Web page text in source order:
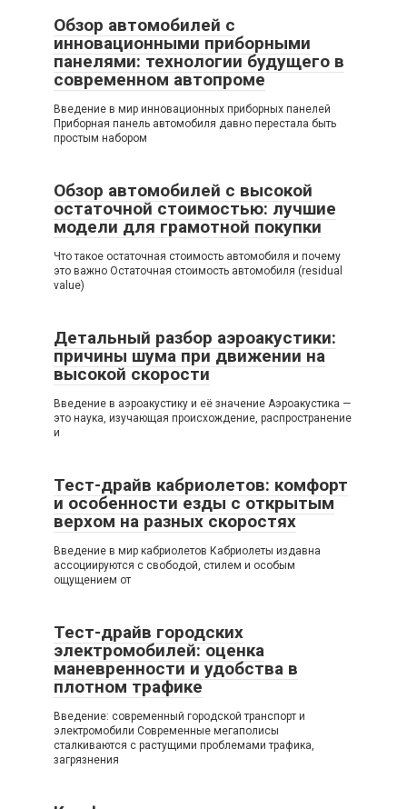
Обзор автомобилей с
инновационными приборными
панелями: технологии будущего в
современном автопроме
Введение в мир инновационных приборных панелей
Приборная панель автомобиля давно перестала быть
простым набором
Обзор автомобилей с высокой
остаточной стоимостью: лучшие
модели для грамотной покупки
Что такое остаточная стоимость автомобиля и почему
это важно Остаточная стоимость автомобиля (residual
value)
Детальный разбор аэроакустики:
причины шума при движении на
высокой скорости
Введение в аэроакустику и её значение Аэроакустика —
это наука, изучающая происхождение, распространение
и
Тест-драйв кабриолетов: комфорт
и особенности езды с открытым
верхом на разных скоростях
Введение в мир кабриолетов Кабриолеты издавна
ассоциируются с свободой, стилем и особым
ощущением от
Тест-драйв городских
электромобилей: оценка
маневренности и удобства в
плотном трафике
Введение: современный городской транспорт и
электромобили Современные мегаполисы
сталкиваются с растущими проблемами трафика,
загрязнения